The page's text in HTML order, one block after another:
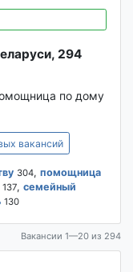
294
по дому
вакансий
304, помощница
137, семейный
130
Вакансии 1—20 из 294